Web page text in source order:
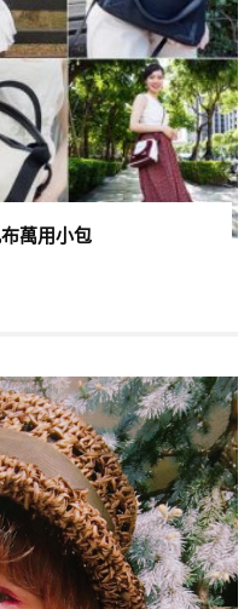
萬用小包